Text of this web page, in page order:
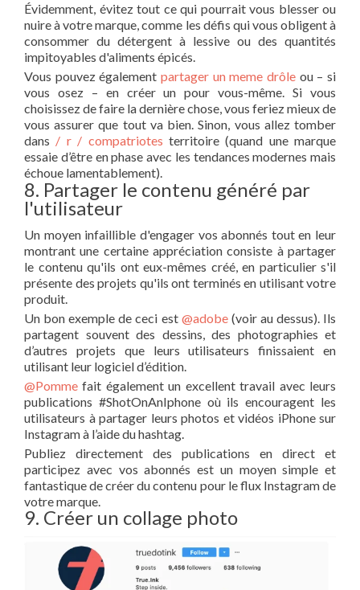
Évidemment, évitez tout ce qui pourrait vous blesser ou
nuire à votre marque, comme les défis qui vous obligent à
consommer du détergent à lessive ou des quantités
impitoyables d'aliments épicés.
Vous pouvez également partager un meme drôle ou – si
vous osez – en créer un pour vous-même. Si vous
choisissez de faire la dernière chose, vous feriez mieux de
vous assurer que tout va bien. Sinon, vous allez tomber
dans / r / compatriotes territoire (quand une marque
essaie d’être en phase avec les tendances modernes mais
échoue lamentablement).
8. Partager le contenu généré par
l'utilisateur
Un moyen infaillible d'engager vos abonnés tout en leur
montrant une certaine appréciation consiste à partager
le contenu qu'ils ont eux-mêmes créé, en particulier s'il
présente des projets qu'ils ont terminés en utilisant votre
produit.
Un bon exemple de ceci est @adobe(voir au dessus). Ils
partagent souvent des dessins, des photographies et
d’autres projets que leurs utilisateurs finissaient en
utilisant leur logiciel d’édition.
@Pomme fait également un excellent travail avec leurs
publications #ShotOnAnIphone où ils encouragent les
utilisateurs à partager leurs photos et vidéos iPhone sur
Instagram à l’aide du hashtag.
Publiez directement des publications en direct et
participez avec vos abonnés est un moyen simple et
fantastique de créer du contenu pour le flux Instagram de
votre marque.
9. Créer un collage photo